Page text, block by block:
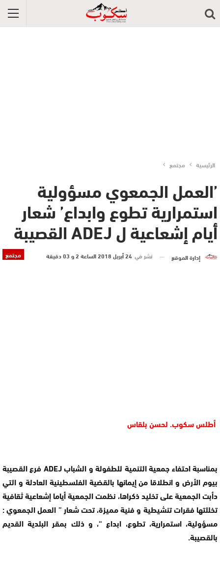
الرئيسية مجتمع
’العمل الجمعوي مسؤولية
استمرارية تطوع وابداع’ شعار
أيام إشعاعية ل ADEJ القصيبة
مجتمع إدارة الموقع نشر في 24 أبريل 2018 الساعة 2 و 03 دقيقة
أطلس سكوب. لحسن بلقاس
بمناسبة احتفاء جمعية التنمية للطفولة و الشباب ADEJ فرع القصيبة
بيوم الأرض و انطلاقا من إيمانها بالقضية الفلسطينية العادلة و التي
دأبت الجمعية على تخليد ذكراها، نظمت الجمعية أياما إشعاعية ثقافية
تخللتها فقرات تنشيطية و فنية مميزة، تحت شعار ” العمل الجمعوي :
مسؤولية، استمرارية، تطوع، ابداع “، و ذلك بمقر البلدية القديم
بالقصيبة.